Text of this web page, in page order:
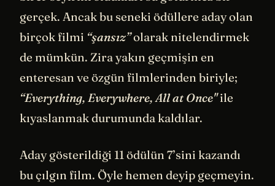
gerçek. Ancak bu seneki ödüllere aday olan
birçok filmi “şansız”olarak nitelendirmek
de mümkün. Zira yakın geçmişin en
enteresan ve özgün filmlerinden biriyle;
“Everything, Everywhere, All at Once"ile
kıyaslanmak durumunda kaldılar.
Aday gösterildiği 11 ödülün 7’sini kazandı
bu çılgın film. Öyle hemen deyip geçmeyin.